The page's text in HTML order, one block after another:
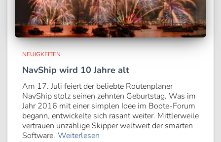
NEUIGKEITEN
NavShip wird 10 Jahre alt
Am 17. Juli feiert der beliebte Routenplaner
NavShip stolz seinen zehnten Geburtstag. Was im
Jahr 2016 mit einer simplen Idee im Boote-Forum
begann, entwickelte sich rasant weiter. Mittlerweile
vertrauen unzählige Skipper weltweit der smarten
Software. Weiterlesen